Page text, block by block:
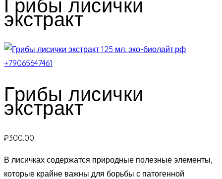
Грибы лисички
экстракт
Грибы лисички
экстракт
₽300.00
В лисичках содержатся природные полезные элементы,
которые крайне важны для борьбы с патогенной